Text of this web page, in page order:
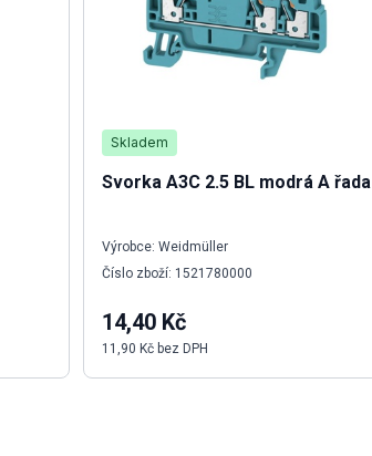
Skladem
Svorka A3C 2.5 BL modrá A řada
Výrobce: Weidmüller
Číslo zboží: 1521780000
14,40 Kč
11,90 Kč bez DPH